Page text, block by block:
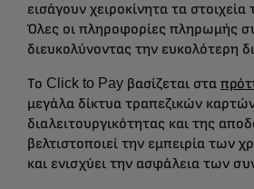
εισάγουν χειροκίνητα τα
Όλες οι πληροφορίες πληρωμής
διευκολύνοντας την ευκολότερη
Το Click to Pay βασίζεται στα
μεγάλα δίκτυα τραπεζικών
διαλειτουργικότητας και της
βελτιστοποιεί την εμπειρία των
και ενισχύει την ασφάλεια των